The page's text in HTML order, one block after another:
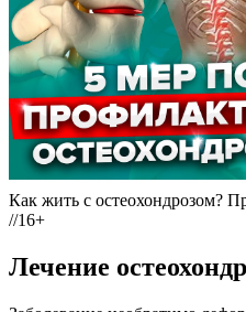
Как жить с остеохондрозом?
//16+
Лечение